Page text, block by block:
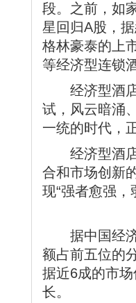
段。之前，如
星回归A股，
格林豪泰的上
等经济型连锁
经济型酒店
试，风云暗涌
一统的时代，
经济型酒店“
合和市场创新
现“强者愈强，
据中国经济
额占前五位的
据近6成的市
长。